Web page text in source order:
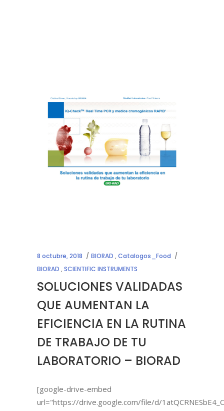
8 octubre, 2018 BIORAD ,Catalogos_Food
BIORAD ,SCIENTIFIC INSTRUMENTS
SOLUCIONES VALIDADAS
QUE AUMENTAN LA
EFICIENCIA EN LA RUTINA
DE TRABAJO DE TU
LABORATORIO – BIORAD
[google-drive-embed
url="https://drive.google.com/file/d/